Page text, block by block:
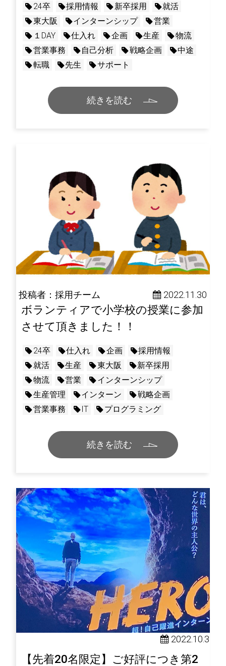
24卒 採用情報 新卒採用
就活
東大阪
インターンシップ
営業
１DAY
仕入れ 企画 生産
物流
営業事務
自己分析 戦略企画
中途
転職
先生 サポート
続きを読む
投稿者：採用チーム 2022.11.30
ボランティアで小学校の授業に参加
させて頂きました！！
24卒 仕入れ 企画
採用情報
就活
生産 東大阪
新卒採用
物流
営業
インターンシップ
生産管理
インターン
戦略企画
営業事務
IT プログラミング
続きを読む
2022.10.3
【先着20名限定】ご好評につき第2